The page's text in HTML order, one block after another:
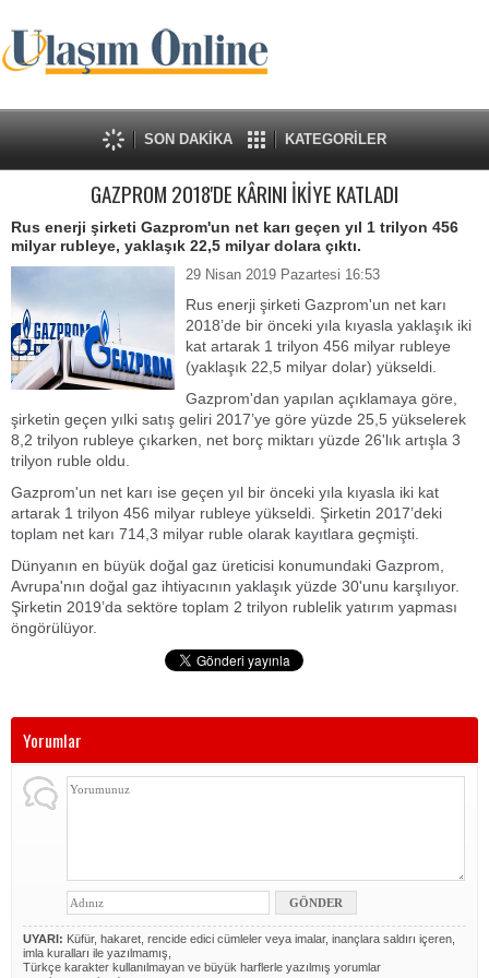
SON DAKİKA KATEGORİLER
GAZPROM 2018'DE KÂRINI İKİYE KATLADI
Rus enerji şirketi Gazprom'un net karı geçen yıl 1 trilyon 456
milyar rubleye, yaklaşık 22,5 milyar dolara çıktı.
29 Nisan 2019 Pazartesi 16:53
Rus enerji şirketi Gazprom'un net karı
2018’de bir önceki yıla kıyasla yaklaşık iki
kat artarak 1 trilyon 456 milyar rubleye
(yaklaşık 22,5 milyar dolar) yükseldi.
Gazprom'dan yapılan açıklamaya göre,
şirketin geçen yılki satış geliri 2017’ye göre yüzde 25,5 yükselerek
8,2 trilyon rubleye çıkarken, net borç miktarı yüzde 26'lık artışla 3
trilyon ruble oldu.
Gazprom'un net karı ise geçen yıl bir önceki yıla kıyasla iki kat
artarak 1 trilyon 456 milyar rubleye yükseldi. Şirketin 2017’deki
toplam net karı 714,3 milyar ruble olarak kayıtlara geçmişti.
Dünyanın en büyük doğal gaz üreticisi konumundaki Gazprom,
Avrupa'nın doğal gaz ihtiyacının yaklaşık yüzde 30'unu karşılıyor.
Şirketin 2019’da sektöre toplam 2 trilyon rublelik yatırım yapması
öngörülüyor.
Yorumlar
UYARI: Küfür, hakaret, rencide edici cümleler veya imalar, inançlara saldırı içeren,
imla kuralları ile yazılmamış,
Türkçe karakter kullanılmayan ve büyük harflerle yazılmış yorumlar